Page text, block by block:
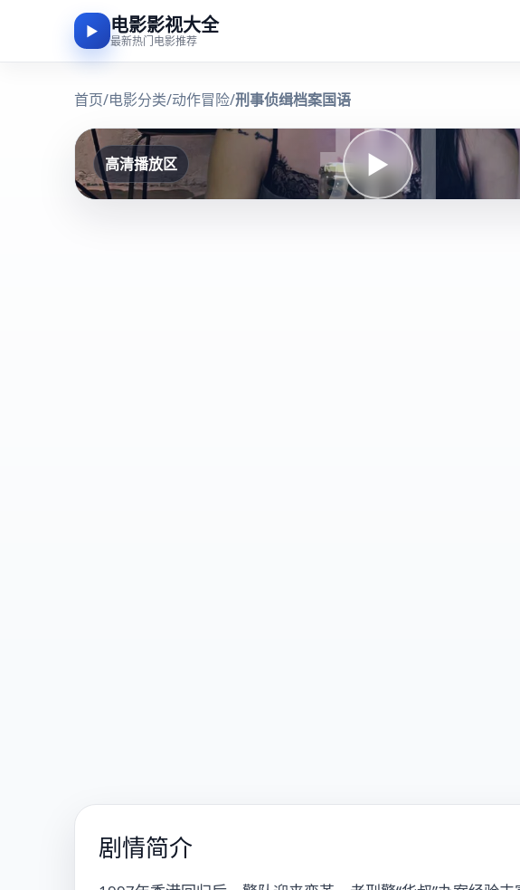
▶ 电影影视大全
最新热门电影推荐
首页/电影分类/动作冒险/刑事侦缉档案国语刑
▶
高清播放区
剧情简介